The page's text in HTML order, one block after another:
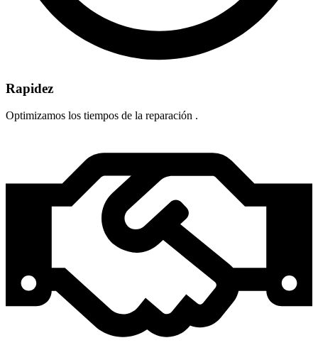
Rapidez
Optimizamos los tiempos de la reparación .